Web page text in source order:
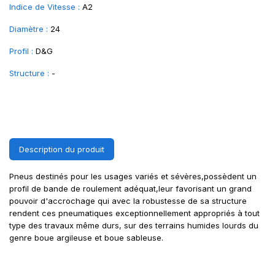
Indice de Vitesse : A2
Diamètre : 24
Profil : D&G
Structure : -
Description du produit
Pneus destinés pour les usages variés et sévères,possèdent un
profil de bande de roulement adéquat,leur favorisant un grand
pouvoir d'accrochage qui avec la robustesse de sa structure
rendent ces pneumatiques exceptionnellement appropriés à tout
type des travaux même durs, sur des terrains humides lourds du
genre boue argileuse et boue sableuse.